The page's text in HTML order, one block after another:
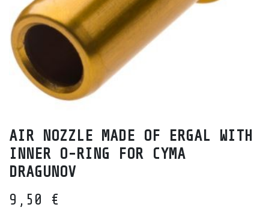
AIR NOZZLE MADE OF ERGAL WITH
INNER O-RING FOR CYMA
DRAGUNOV
9,50
€